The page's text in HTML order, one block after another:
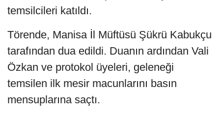
temsilcileri katıldı.
Törende, Manisa İl Müftüsü Şükrü Kabukçu
tarafından dua edildi. Duanın ardından Vali
Özkan ve protokol üyeleri, geleneği
temsilen ilk mesir macunlarını basın
mensuplarına saçtı.